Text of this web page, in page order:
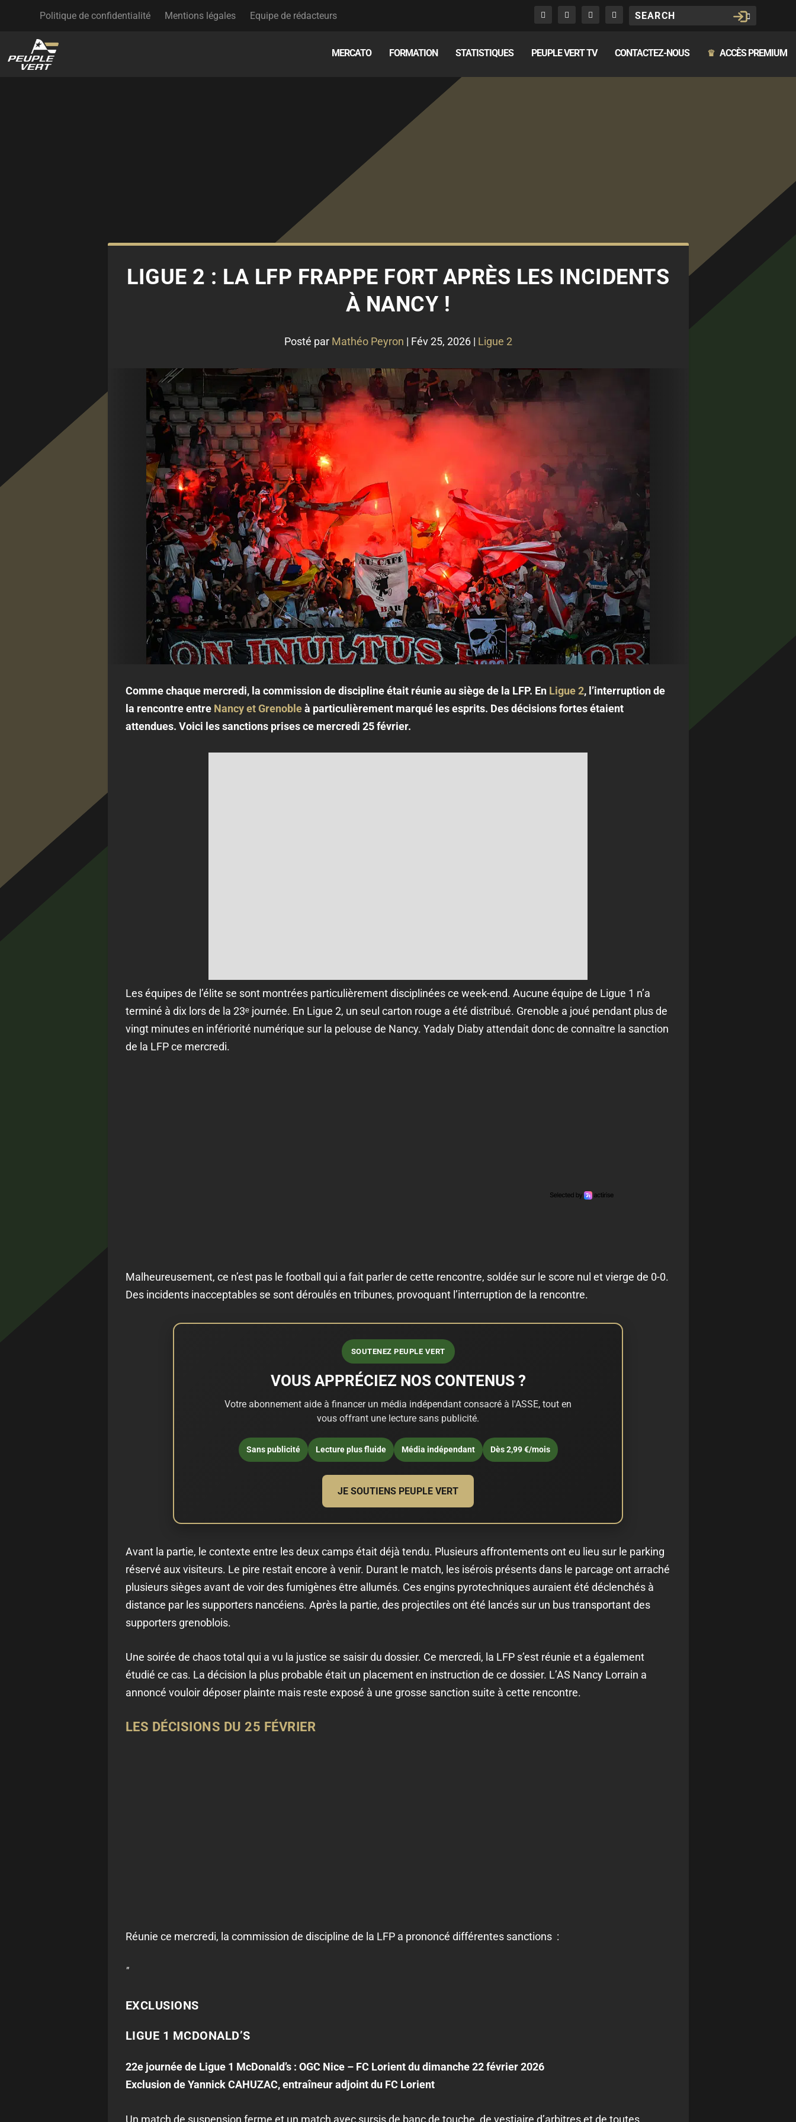
Politique de confidentialité Mentions légales Equipe de rédacteurs
MERCATO FORMATION STATISTIQUES PEUPLE VERT TV CONTACTEZ-NOUS ♛ ACCÈS PREMIUM
LIGUE 2 : LA LFP FRAPPE FORT APRÈS LES INCIDENTS
À NANCY !
Posté par Mathéo Peyron | Fév 25, 2026| Ligue 2
Comme chaque mercredi, la commission de discipline était réunie au siège de la LFP. En Ligue 2, l’interruption de
la rencontre entre Nancy et Grenobleà particulièrement marqué les esprits. Des décisions fortes étaient
attendues. Voici les sanctions prises ce mercredi 25 février.
Les équipes de l’élite se sont montrées particulièrement disciplinées ce week-end. Aucune équipe de Ligue 1 n’a
terminé à dix lors de la 23ᵉ journée. En Ligue 2, un seul carton rouge a été distribué. Grenoble a joué pendant plus de
vingt minutes en infériorité numérique sur la pelouse de Nancy. Yadaly Diaby attendait donc de connaître la sanction
de la LFP ce mercredi.
Malheureusement, ce n’est pas le football qui a fait parler de cette rencontre, soldée sur le score nul et vierge de 0-0.
Des incidents inacceptables se sont déroulés en tribunes, provoquant l’interruption de la rencontre.
SOUTENEZ PEUPLE VERT
VOUS APPRÉCIEZ NOS CONTENUS ?
Votre abonnement aide à financer un média indépendant consacré à l'ASSE, tout en
vous offrant une lecture sans publicité.
Sans publicité Lecture plus fluide Média indépendant Dès 2,99 €/mois
JE SOUTIENS PEUPLE VERT
Avant la partie, le contexte entre les deux camps était déjà tendu. Plusieurs affrontements ont eu lieu sur le parking
réservé aux visiteurs. Le pire restait encore à venir. Durant le match, les isérois présents dans le parcage ont arraché
plusieurs sièges avant de voir des fumigènes être allumés. Ces engins pyrotechniques auraient été déclenchés à
distance par les supporters nancéiens. Après la partie, des projectiles ont été lancés sur un bus transportant des
supporters grenoblois.
Une soirée de chaos total qui a vu la justice se saisir du dossier. Ce mercredi, la LFP s’est réunie et a également
étudié ce cas. La décision la plus probable était un placement en instruction de ce dossier. L’AS Nancy Lorrain a
annoncé vouloir déposer plainte mais reste exposé à une grosse sanction suite à cette rencontre.
LES DÉCISIONS DU 25 FÉVRIER
Réunie ce mercredi, la commission de discipline de la LFP a prononcé différentes sanctions :
"
EXCLUSIONS
LIGUE 1 MCDONALD’S
22e journée de Ligue 1 McDonald’s : OGC Nice – FC Lorient du dimanche 22 février 2026
Exclusion de Yannick CAHUZAC, entraîneur adjoint du FC Lorient
Un match de suspension ferme et un match avec sursis de banc de touche, de vestiaire d’arbitres et de toutes